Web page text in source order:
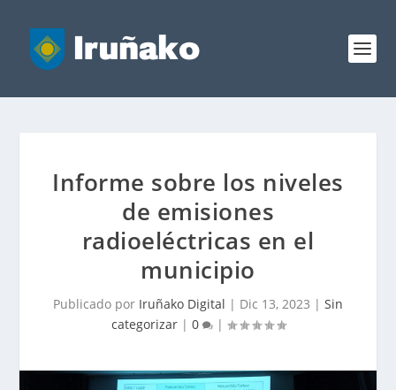
Informe sobre los niveles
de emisiones
radioeléctricas en el
municipio
Publicado por Iruñako Digital | Dic 13, 2023 | Sin
categorizar| 0 |